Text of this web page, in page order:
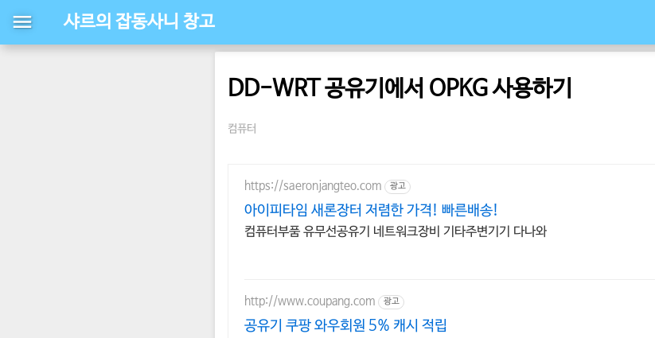
샤르의 잡동사니 창고
DD-WRT 공유기에서 OPKG 사용하기
컴퓨터
https://saeronjangteo.com 광고
아이피타임 새론장터 저렴한 가격! 빠른배송!
컴퓨터부품 유무선공유기 네트워크장비 기타주변기기 다나와
http://www.coupang.com 광고
공유기 쿠팡 와우회원 5% 캐시 적립